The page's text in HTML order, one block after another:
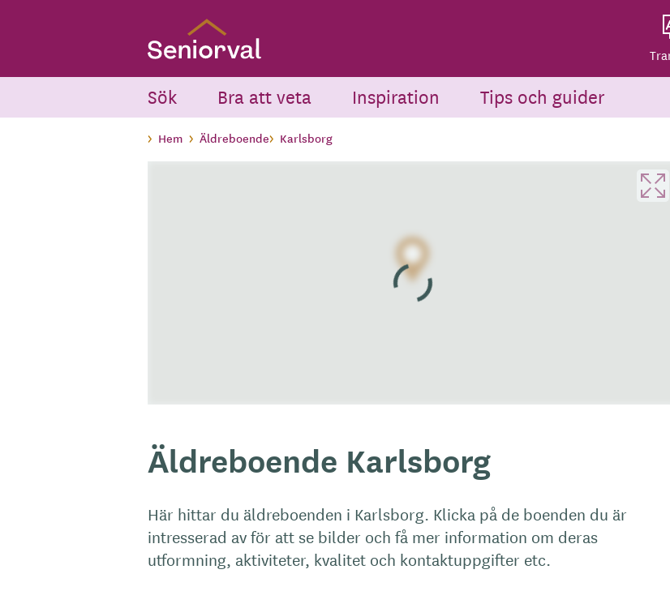
Sök Bra att veta Inspiration Tips och guider
Hem Äldreboende Karlsborg
Äldreboende Karlsborg
Här hittar du äldreboenden i Karlsborg. Klicka på de boenden du är
intresserad av för att se bilder och få mer information om deras
utformning, aktiviteter, kvalitet och kontaktuppgifter etc.